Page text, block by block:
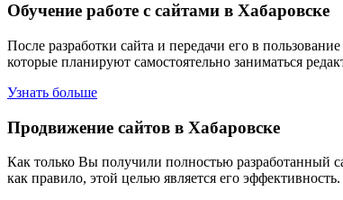
Обучение работе с сайтами в Хабаровске
После разработки сайта и передачи его в
которые планируют самостоятельно заниматься
Узнать больше
Продвижение сайтов в Хабаровске
Как только Вы получили полностью разработанный
как правило, этой целью является его эффективность.